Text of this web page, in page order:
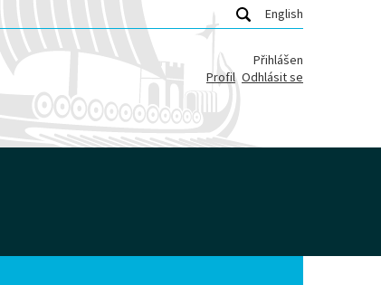
English
Přihlášen
Profil Odhlásit se